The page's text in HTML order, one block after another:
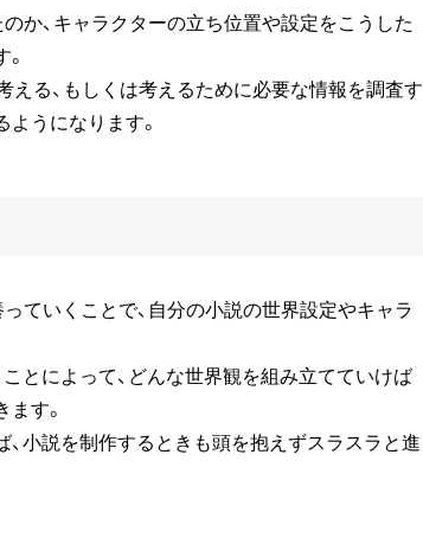
か、キャラクターの立ち位置や設定をこうした
える、もしくは考えるために必要な情報を調査す
うになります。
ていくことで、自分の小説の世界設定やキャラ
とによって、どんな世界観を組み立てていけば
す。
小説を制作するときも頭を抱えずスラスラと進